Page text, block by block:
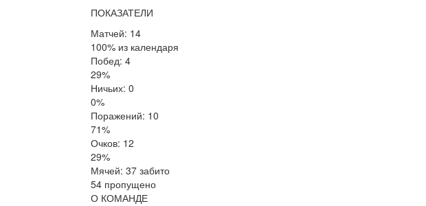
ПОКАЗАТЕЛИ
Матчей: 14
100% из календаря
Побед: 4
29%
Ничьих: 0
0%
Поражений: 10
71%
Очков: 12
29%
Мячей: 37 забито
54 пропущено
О КОМАНДЕ